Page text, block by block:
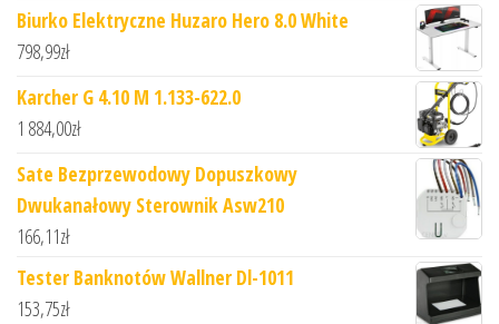
Biurko Elektryczne Huzaro Hero 8.0 White
798,99zł
Karcher G 4.10 M 1.133-622.0
1 884,00zł
Sate Bezprzewodowy Dopuszkowy
Dwukanałowy Sterownik Asw210
166,11zł
Tester Banknotów Wallner Dl-1011
153,75zł